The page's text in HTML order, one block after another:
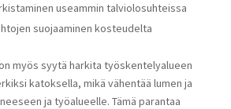
useammin talviolosuhteissa
suojaaminen kosteudelta
myös syytä harkita työskentelyalueen
katoksella, mikä vähentää lumen ja
ja työalueelle. Tämä parantaa